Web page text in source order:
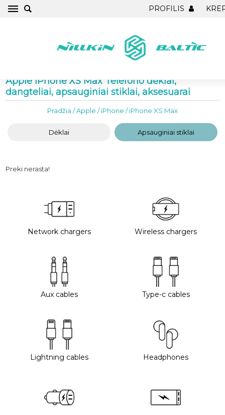
PROFILIS
Apple iPhone XS Max Telefono dėklai,
dangteliai, apsauginiai stiklai, aksesuarai
Pradžia /Apple /iPhone /iPhone XS Max
Dėklai Apsauginiai stiklai
Preki nerasta!
Network chargers Wireless chargers
Aux cables Type-c cables
Lightning cables Headphones